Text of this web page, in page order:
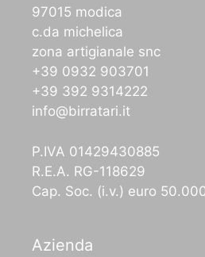
97015 modica
c.da michelica
zona artigianale snc
+39 0932 903701
+39 392 9314222
info@birratari.it
P.IVA 01429430885
R.E.A. RG-118629
Cap. Soc. (i.v.) euro
Azienda